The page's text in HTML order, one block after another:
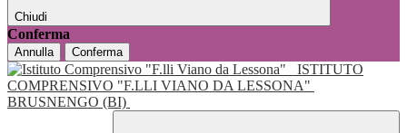
Chiudi
Conferma
Annulla Conferma
ISTITUTO
COMPRENSIVO "F.LLI VIANO DA LESSONA"
BRUSNENGO (BI)